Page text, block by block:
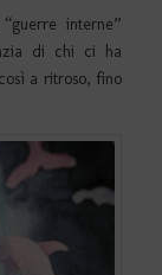
interne”
di chi ci ha
a ritroso, fino